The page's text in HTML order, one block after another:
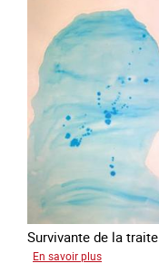
Survivante de la traite
En savoir plus